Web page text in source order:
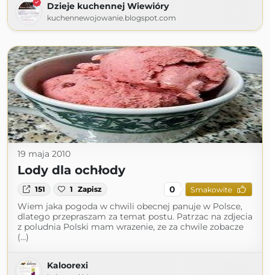
Dzieje kuchennej Wiewióry
kuchennewojowanie.blogspot.com
19 maja 2010
Lody dla ochłody
151 1 Zapisz 0 Smakowite
Wiem jaka pogoda w chwili obecnej panuje w Polsce,
dlatego przepraszam za temat postu. Patrzac na zdjecia
z poludnia Polski mam wrazenie, ze za chwile zobacze
(...)
Kaloorexi